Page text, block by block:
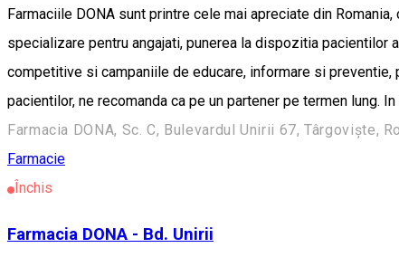
Farmaciile DONA sunt printre cele mai apreciate din
specializare pentru angajati, punerea la dispozitia
competitive si campaniile de educare, informare si
pacientilor, ne recomanda ca pe un partener pe termen lung.
Farmacia DONA, Sc. C, Bulevardul Unirii 67, Târgoviște,
Farmacie
Închis
Farmacia DONA - Bd. Unirii